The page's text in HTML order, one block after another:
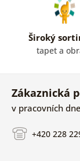
Široký
tapet a
Zákaznická
v pracovních
+420 228